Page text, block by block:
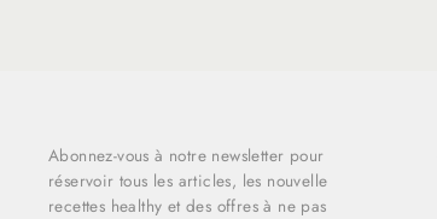
Abonnez-vous à notre newsletter pour
réservoir tous les articles, les nouvelle
recettes healthy et des offres à ne pas